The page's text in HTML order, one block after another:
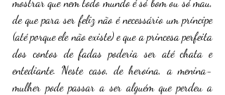
de que para ser feliz não é necessário um príncipe
(até porque ele não existe) e que a princesa perfeita
dos contos de fadas poderia ser até chata e
entediante. Neste caso, de heroína, a menina-
mulher pode passar a ser alguém que perdeu a